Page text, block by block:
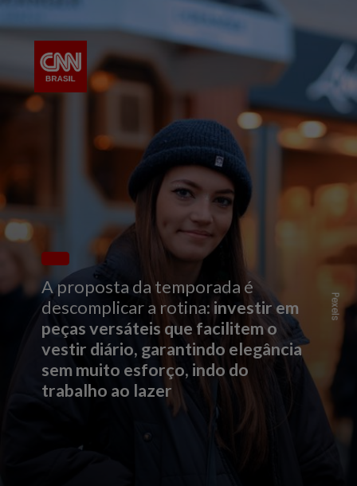
A proposta da temporada é
descomplicar a rotina: investir em
peças versáteis que facilitem o
vestir diário, garantindo elegância
sem muito esforço, indo do
trabalho ao lazer
Pexels